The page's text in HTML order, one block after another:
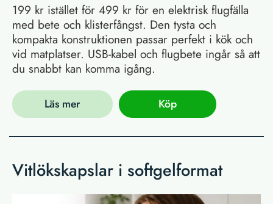
199 kr istället för 499 kr för en elektrisk flugfälla
med bete och klisterfångst. Den tysta och
kompakta konstruktionen passar perfekt i kök och
vid matplatser. USB-kabel och flugbete ingår så att
du snabbt kan komma igång.
Läs mer Köp
Vitlökskapslar i softgelformat